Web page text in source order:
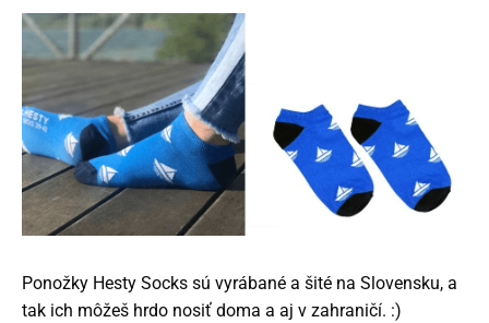
Ponožky Hesty Socks sú vyrábané a šité na Slovensku, a
tak ich môžeš hrdo nosiť doma a aj v zahraničí. :)